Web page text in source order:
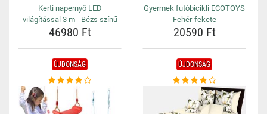
Kerti napernyő LED
világítással 3 m - Bézs színű
46980 Ft
Gyermek futóbicikli ECOTOYS
Fehér-fekete
20590 Ft
ÚJDONSÁG ÚJDONSÁG